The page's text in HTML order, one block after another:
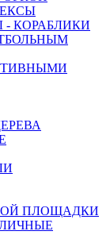
КОРАБЛИКИ
ПЛОЩАДКИ